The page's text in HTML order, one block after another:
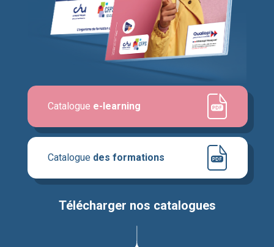
Télécharger nos catalogues
Catalogue des formations
Catalogue e-learning